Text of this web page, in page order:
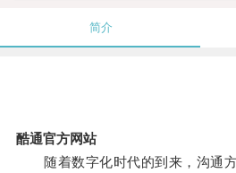
简介
酷通官方网站
随着数字化时代的到来，沟通方